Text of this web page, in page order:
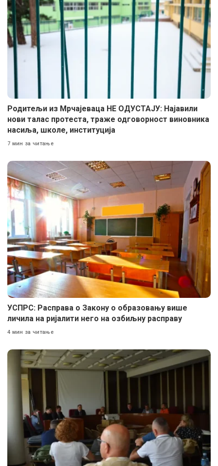
Родитељи из Мрчајеваца НЕ ОДУСТАЈУ: Најавили
нови талас протеста, траже одговорност виновника
насиља, школе, институција
7 мин за читање
УСПРС: Расправа о Закону о образовању више
личила на ријалити него на озбиљну расправу
4 мин за читање